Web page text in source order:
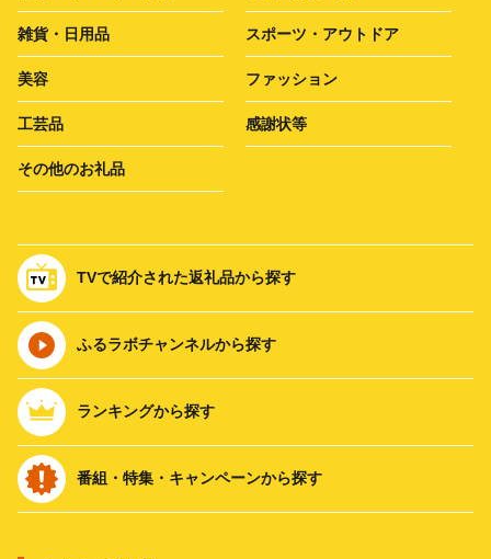
雑貨・日用品 スポーツ・アウトドア
美容 ファッション
工芸品 感謝状等
その他のお礼品
TVで紹介された返礼品から探す
ふるラボチャンネルから探す
ランキングから探す
番組・特集・キャンペーンから探す